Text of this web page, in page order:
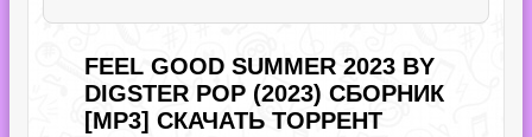
FEEL GOOD SUMMER 2023 BY
DIGSTER POP (2023) СБОРНИК
[MP3] СКАЧАТЬ ТОРРЕНТ